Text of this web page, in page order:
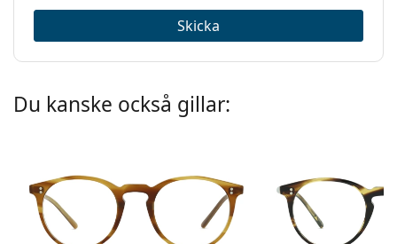
Skicka
Du kanske också gillar: